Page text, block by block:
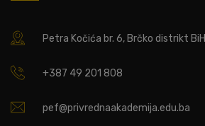
Petra Kočića br. 6, Brčko distrikt BiH
+387 49 201 808
pef@privrednaakademija.edu.ba